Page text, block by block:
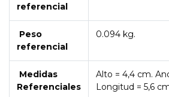
referencial
Peso
referencial
0.094 kg.
Medidas
Referenciales
Alto = 4,4 cm.
Longitud = 5,6